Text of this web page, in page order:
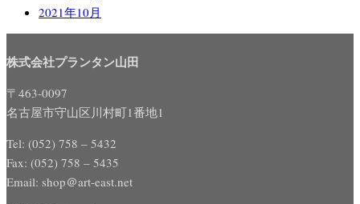
2021年10月
株式会社プランタン山田
〒463-0097
名古屋市守山区川村町1番地1
Tel: (052) 758 – 5432
Fax: (052) 758 – 5435
Email: shop＠art-east.net